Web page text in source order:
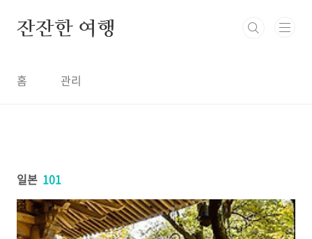
잔잔한 여행
홈 관리
일본 101